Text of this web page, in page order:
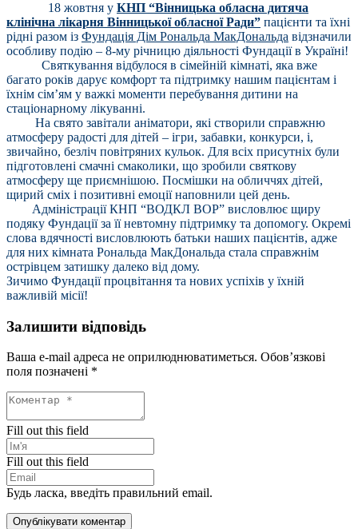
18 жовтня у КНП “Вінницька обласна дитяча
клінічна лікарня Вінницької обласної Ради” пацієнти та їхні
рідні разом із Фундація Дім Рональда МакДональда відзначили
особливу подію – 8-му річницю діяльності Фундації в Україні!
Святкування відбулося в сімейній кімнаті, яка вже
багато років дарує комфорт та підтримку нашим пацієнтам і
їхнім сім’ям у важкі моменти перебування дитини на
стаціонарному лікуванні.
На свято завітали аніматори, які створили справжню
атмосферу радості для дітей – ігри, забавки, конкурси, і,
звичайно, безліч повітряних кульок. Для всіх присутніх були
підготовлені смачні смаколики, що зробили святкову
атмосферу ще приємнішою. Посмішки на обличчях дітей,
щирий сміх і позитивні емоції наповнили цей день.
Адміністрації КНП “ВОДКЛ ВОР” висловлює щиру
подяку Фундації за її невтомну підтримку та допомогу. Окремі
слова вдячності висловлюють батьки наших пацієнтів, адже
для них кімната Рональда МакДональда стала справжнім
острівцем затишку далеко від дому.
Зичимо Фундації процвітання та нових успіхів у їхній
важливій місії!
Залишити відповідь
Ваша e-mail адреса не оприлюднюватиметься. Обов’язкові
поля позначені *
Fill out this field
Fill out this field
Будь ласка, введіть правильний email.
Опублікувати коментар